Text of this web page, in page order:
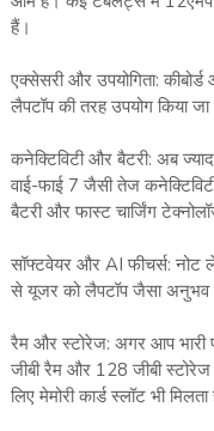
हैं।
एक्सेसरी और उपयोगिता:
लैपटॉप की तरह उपयोग किया
कनेक्टिविटी और बैटरी: अब
वाई-फाई 7 जैसी तेज
बैटरी और फास्ट चार्जिंग
सॉफ्टवेयर और AI फीचर्स: नोट
से यूजर को लैपटॉप जैसा अनुभव
रैम और स्टोरेज: अगर आप भारी
जीबी रैम और 128 जीबी
लिए मेमोरी कार्ड स्लॉट भी